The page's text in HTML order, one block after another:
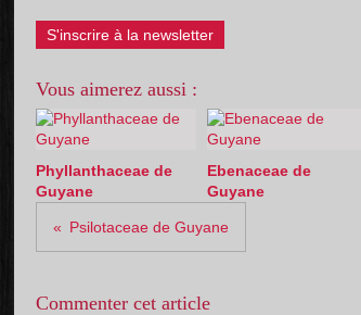
S'inscrire à la newsletter
Vous aimerez aussi :
Phyllanthaceae de
Guyane
Ebenaceae de
Guyane
Psilotaceae de Guyane
Commenter cet article